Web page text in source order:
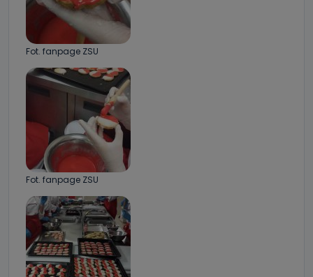
Fot. fanpage ZSU
Fot. fanpage ZSU